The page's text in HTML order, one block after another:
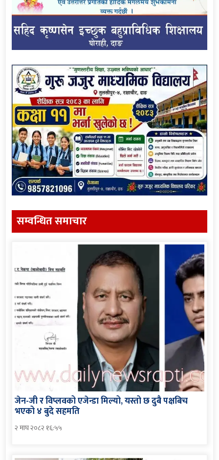
सम्वन्धित समाचार
जेन-जी र विप्लवको एजेन्डा मिल्यो, यस्तो छ दुबै पक्षबिच
भएको ४ बुदे सहमति
२ माघ २०८२ १६:५५